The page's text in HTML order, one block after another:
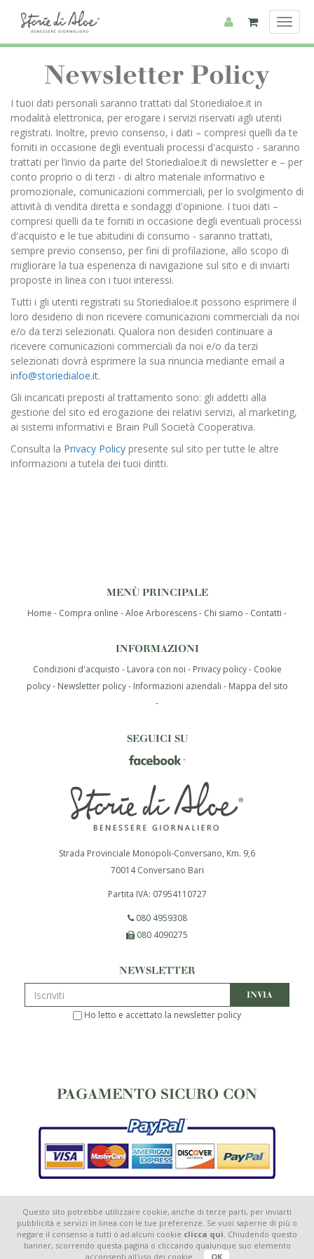
Newsletter Policy
I tuoi dati personali saranno trattati dal Storiedialoe.it in
modalità elettronica, per erogare i servizi riservati agli utenti
registrati. Inoltre, previo consenso, i dati – compresi quelli da te
forniti in occasione degli eventuali processi d'acquisto - saranno
trattati per l’invio da parte del Storiedialoe.it di newsletter e – per
conto proprio o di terzi - di altro materiale informativo e
promozionale, comunicazioni commerciali, per lo svolgimento di
attività di vendita diretta e sondaggi d'opinione. I tuoi dati –
compresi quelli da te forniti in occasione degli eventuali processi
d'acquisto e le tue abitudini di consumo - saranno trattati,
sempre previo consenso, per fini di profilazione, allo scopo di
migliorare la tua esperienza di navigazione sul sito e di inviarti
proposte in linea con i tuoi interessi.
Tutti i gli utenti registrati su Storiedialoe.it possono esprimere il
loro desiderio di non ricevere comunicazioni commerciali da noi
e/o da terzi selezionati. Qualora non desideri continuare a
ricevere comunicazioni commerciali da noi e/o da terzi
selezionati dovrà esprimere la sua rinuncia mediante email a
info@storiedialoe.it.
Gli incaricati preposti al trattamento sono: gli addetti alla
gestione del sito ed erogazione dei relativi servizi, al marketing,
ai sistemi informativi e Brain Pull Società Cooperativa.
Consulta la Privacy Policy presente sul sito per tutte le altre
informazioni a tutela dei tuoi diritti.
MENÙ PRINCIPALE
Home
Compra online Aloe Arborescens Chi siamo Contatti
INFORMAZIONI
Condizioni d'acquisto
Lavora con noi Privacy policy
Cookie
policy
Newsletter policy Informazioni aziendali Mappa del sito
SEGUICI SU
Strada Provinciale Monopoli-Conversano, Km. 9,6
70014 Conversano Bari
Partita IVA: 07954110727
080 4959308
080 4090275
NEWSLETTER
INVIA
Ho letto e accettato la newsletter policy
PAGAMENTO SICURO CON
© Storie di Aloe 2026
Questo sito potrebbe utilizzare cookie, anche di terze parti, per inviarti
pubblicità e servizi in linea con le tue preferenze. Se vuoi saperne di più o
negare il consenso a tutti o ad alcuni cookie clicca qui. Chiudendo questo
banner, scorrendo questa pagina o cliccando qualunque suo elemento
acconsenti all'uso dei cookie.
OK